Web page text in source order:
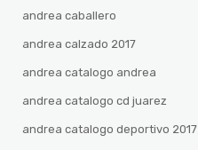
andrea caballero
andrea calzado 2017
andrea catalogo andrea
andrea catalogo cd juarez
andrea catalogo deportivo 2017